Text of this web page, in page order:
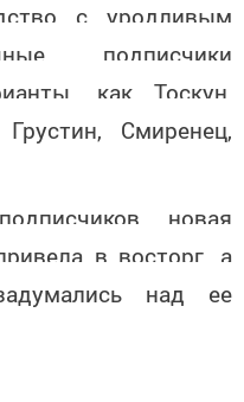
с уродливым
подписчики
как Тоскун,
Смиренец,
новая
в восторг, а
над ее